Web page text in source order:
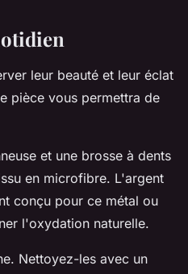
leur beauté et leur éclat
pièce vous permettra de
et une brosse à dents
en microfibre. L'argent
conçu pour ce métal ou
l'oxydation naturelle.
Nettoyez-les avec un